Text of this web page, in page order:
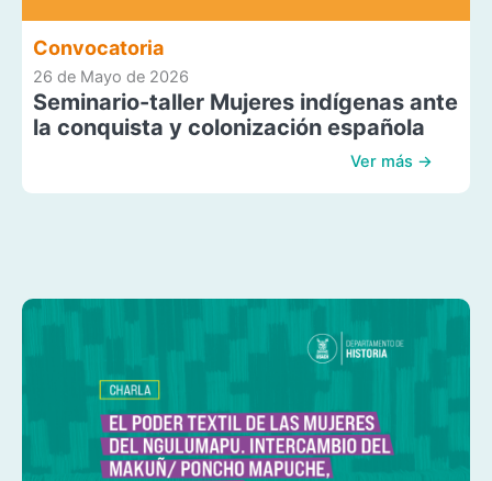
Convocatoria
26 de Mayo de 2026
Seminario-taller Mujeres indígenas ante
la conquista y colonización española
Ver más →